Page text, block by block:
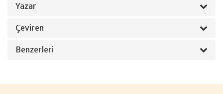
Yazar
Çeviren
Benzerleri